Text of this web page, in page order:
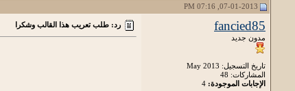
fancied85
مدون جديد
تاريخ التسجيل: May 2013
المشاركات: 48
الإجابات الموجودة:
رد: طلب تعريب هذا القالب وشكرا